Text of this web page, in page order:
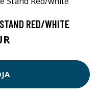
RED/WHITE